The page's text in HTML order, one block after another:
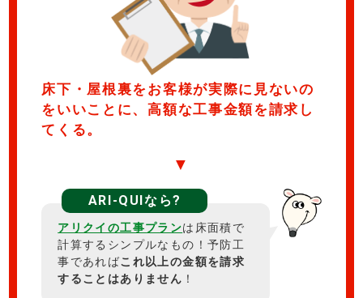
床下・屋根裏をお客様が実際に見ないの
をいいことに、高額な工事金額を請求し
てくる。
▼
ARI-QUIなら?
アリクイの工事プランは床面積で
計算するシンプルなもの！予防工
事であればこれ以上の金額を請求
することはありません ！